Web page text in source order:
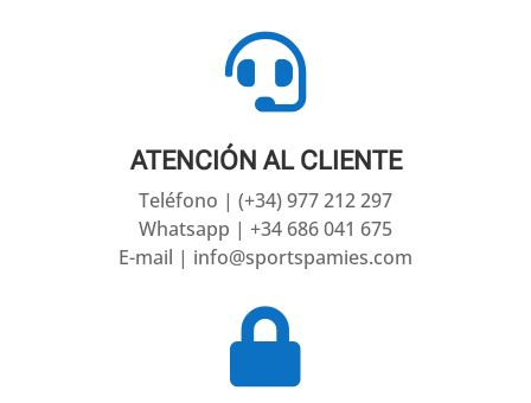

ATENCIÓN AL CLIENTE
Teléfono | (+34) 977 212 297
Whatsapp | +34 686 041 675
E-mail | info@sportspamies.com
